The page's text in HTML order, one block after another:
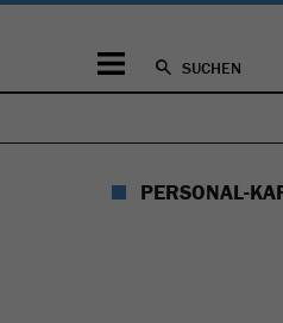
SUCHEN
PERSONAL-